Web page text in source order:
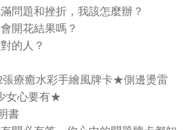
問題和挫折，我該怎麼辦？
開花結果嗎？
的人？
療癒水彩手繪風牌卡★側邊燙雷
女心要有★
書